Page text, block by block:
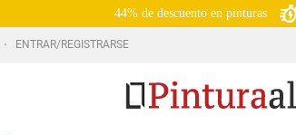
44% de descuento en pinturas
ENTRAR/REGISTRARSE